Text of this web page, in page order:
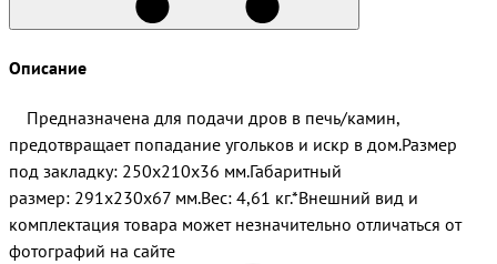
Описание
Предназначена для подачи дров в печь/камин,
предотвращает попадание угольков и искр в дом.Размер
под закладку: 250x210x36 мм.Габаритный
размер: 291x230x67 мм.Вес: 4,61 кг.*Внешний вид и
комплектация товара может незначительно отличаться от
фотографий на сайте